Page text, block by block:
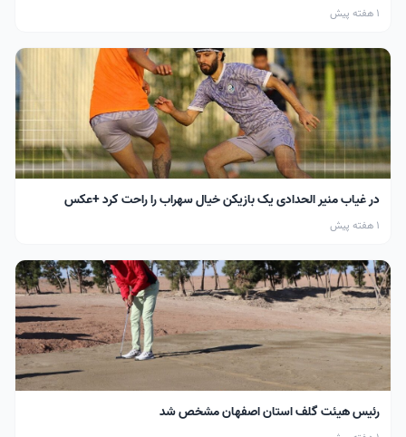
1 هفته پیش
در غیاب منیر الحدادی یک بازیکن خیال سهراب را راحت کرد +عکس
1 هفته پیش
رئیس هیئت گلف استان اصفهان مشخص شد